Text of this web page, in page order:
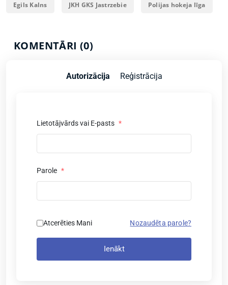
Egils Kalns JKH GKS Jastrzebie Polijas hokeja līga
KOMENTĀRI (0)
Autorizācija Reģistrācija
Lietotājvārds vai E-pasts *
Parole *
Atcerēties Mani Nozaudēta parole?
Ienākt